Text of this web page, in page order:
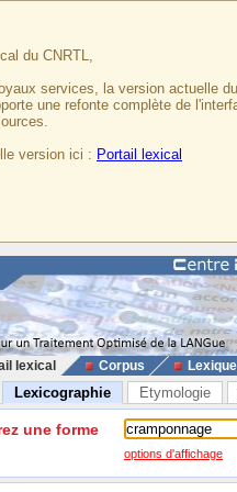
du CNRTL,
services, la version actuelle
une refonte complète de
version ici : Portail lexical
lexical Corpus
Lexicographie Etymologie
une forme
options d'affichage